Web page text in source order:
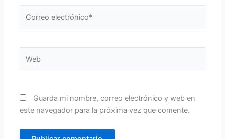
Guarda mi nombre, correo electrónico y web en
este navegador para la próxima vez que comente.